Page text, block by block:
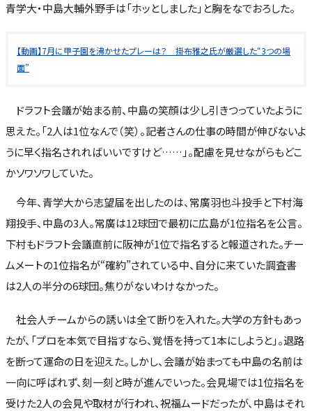
青学大・中島大輔外野手は「ホッとしました」と胸をなでおろした。
【動画】7月に甲子園を沸かせたプレーは？ 掛布雅之氏が厳選した“3つの場
面”
ドラフト会議が始まる前、中島の笑顔は少し引きつっていたように
思えた。「2人は1位なんで（笑）。記者さんの仕事の時間が伸びないよ
うに早く指名されればいいですけど……」。配慮を見せながらもどこ
かソワソワしていた。
今年、青学大から志望届を出したのは、常廣羽也斗投手と下村海
翔投手、中島の3人。常廣は12球団で最初に広島が1位指名を公言。
下村もドラフト会議直前に阪神が1位で指名すると報道された。チー
ムメートの1位指名が“確約”されている中、自分に来ていた調査書
は2人の半分の6球団。焦りがないわけなかった。
社会人チームからの誘いは全て断りを入れた。大学の方針もあっ
たが、「プロを本気で目指すなら、覚悟を持って1本にしようと」。退路
を断って運命の日を迎えた。しかし、会議が始まっても中島の名前は
一向に呼ばれず、刻一刻と時が進んでいった。会見場では1位指名を
受けた2人の会見や取材が行われ、祝福ムードだったが、中島はそれ